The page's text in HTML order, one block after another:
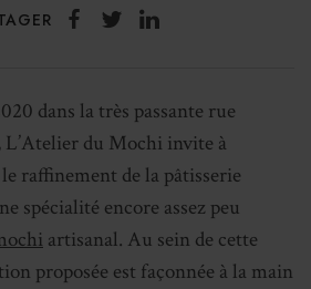
dans la très passante rue
L’Atelier du Mochi invite à
raffinement de la pâtisserie
spécialité encore assez peu
artisanal. Au sein de cette
proposée est façonnée à la main